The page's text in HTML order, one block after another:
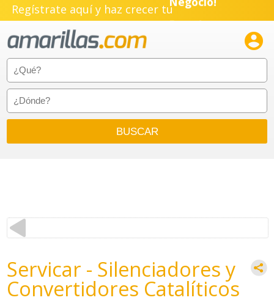
Regístrate aquí y haz crecer tuNegocio!
Emprendimiento!

Servicar - Silenciadores y
Convertidores Catalíticos